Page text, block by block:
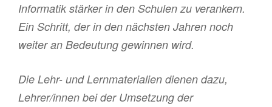
Informatik stärker in den Schulen zu verankern.
Ein Schritt, der in den nächsten Jahren noch
weiter an Bedeutung gewinnen wird.
Die Lehr- und Lernmaterialien dienen dazu,
Lehrer/innen bei der Umsetzung der